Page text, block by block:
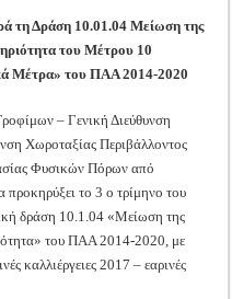
τη Δράση 10.01.04 Μείωση της
του Μέτρου 10
Μέτρα» του ΠΑΑ 2014-2020
– Γενική Διεύθυνση
Χωροταξίας Περιβάλλοντος
Φυσικών Πόρων από
προκηρύξει το 3 ο τρίμηνο του
δράση 10.1.04 «Μείωση της
του ΠΑΑ 2014-2020, με
καλλιέργειες 2017 – εαρινές